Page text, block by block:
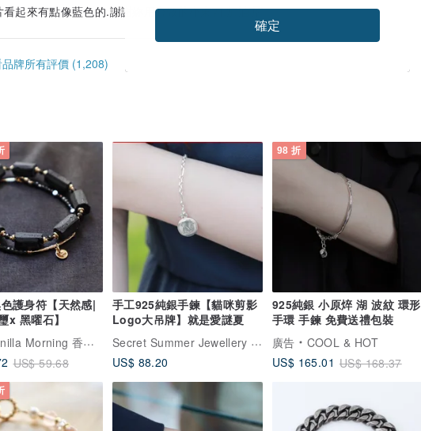
起來有點像藍色的.謝謝妳用心做的小東西,加油喔!
牌所有評價 (1,208)
護身符【天然感|
x 黑曜石】
Morning 香草的早上
US$ 59.68
手工925純銀手鍊【貓咪剪影
Logo大吊牌】就是愛謎夏
Secret Summer Jewellery 謎夏手工銀飾珠寶
US$ 88.20
98 折
925純銀 小原焠 湖 波紋 環形
手環 手鍊 免費送禮包裝
廣告
COOL & HOT
US$ 165.01 US$ 168.37
確定